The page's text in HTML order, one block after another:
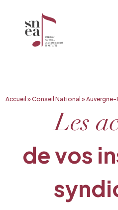
Aller
Accueil »Conseil National »
Les
de vos